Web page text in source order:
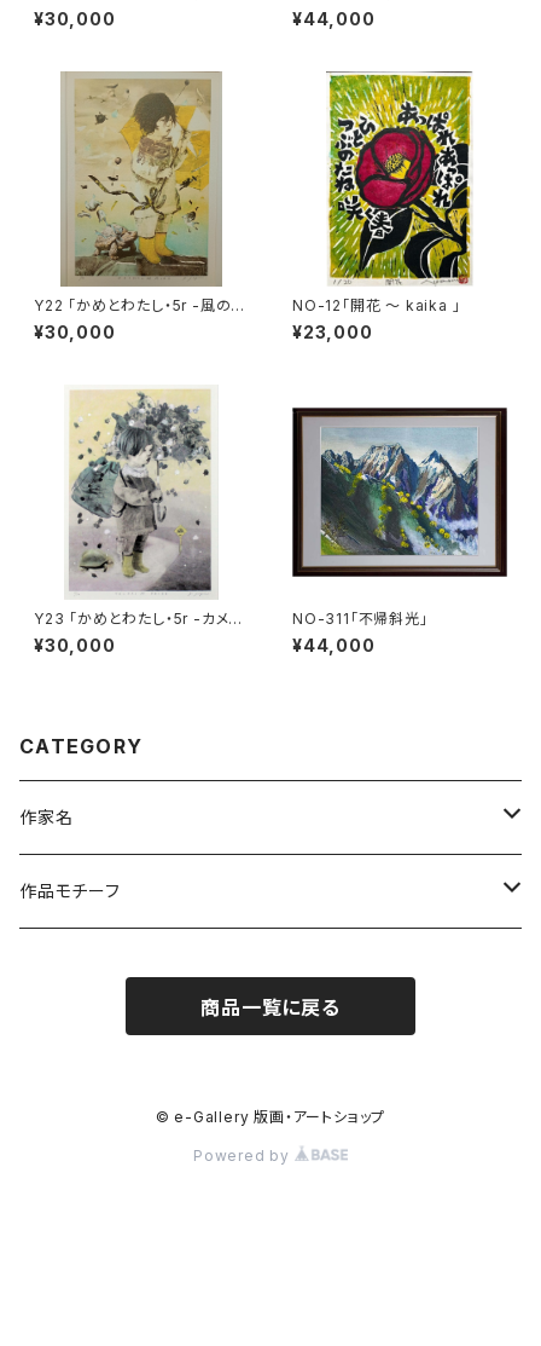
に、綿のように-」
¥30,000
高山」
¥44,000
Y22 「かめとわたし・5r -風の日
も-」
¥30,000
NO-12「開花 〜 kaika 」
¥23,000
Y23 「かめとわたし・5r -カメの
日も-」
¥30,000
NO-311「不帰斜光」
¥44,000
CATEGORY
作家名
杉山 修 （木版画）
小沼隆一郎（リトグラフ）
Artshow Museum
作品モチーフ
風景画（福島）
商品一覧に戻る
© e-Gallery 版画・アートショップ
Powered by